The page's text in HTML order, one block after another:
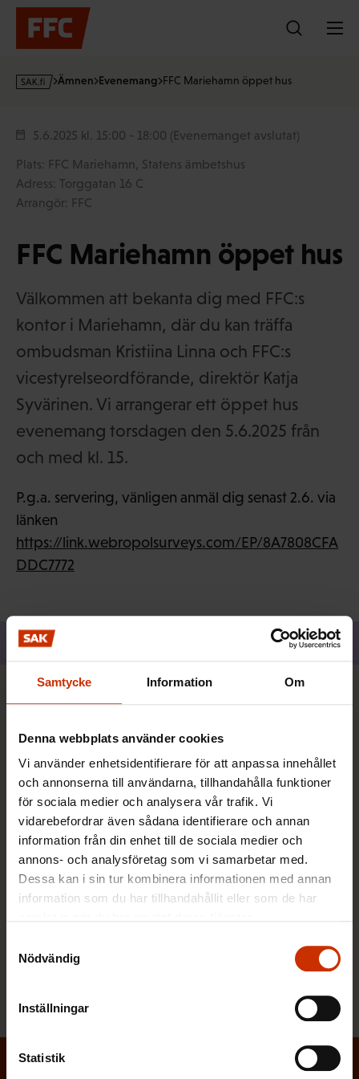
Samtycke Information Om
Denna webbplats använder cookies
Vi använder enhetsidentifierare för att anpassa innehållet
och annonserna till användarna, tillhandahålla funktioner
för sociala medier och analysera vår trafik. Vi
vidarebefordrar även sådana identifierare och annan
information från din enhet till de sociala medier och
annons- och analysföretag som vi samarbetar med.
Dessa kan i sin tur kombinera informationen med annan
information som du har tillhandahållit eller som de har
Nödvändig
Inställningar
Statistik
Hoppa
innehållet
s
·
Ämnen Evenemang FFC Mariehamn öppet hus
5.6.2025 kl. 15:00 - 18:00 (Evenemanget avslutat)
Plats: FFC Mariehamn, Statens ämbetshus
Adress: Torggatan 16 C
Arrangör: FFC
FFC Mariehamn öppet hus
Välkommen att bekanta dig med FFC:s
kontor i Mariehamn, där du kan träffa
ombudsman Kristiina Linna och FFC:s
vicestyrelseordförande, direktör Katja
Syvärinen. Vi arrangerar ett öppet hus
evenemang torsdagen den 5.6.2025 från
och med kl. 15.
P.g.a. servering, vänligen anmäl dig senast 2.6. via
länken
https://link.webropolsurveys.com/EP/8A7808CFA
DDC7772
Snabblänkar
Gå med i facket
Hitta ditt eget fackförbund och gå med redan i dag.
Beställ vårt nyhetsbrev
Löntagarens nyhetsbrev berättar vad som händer i
arbetslivet.
Prenumerera på Löntagarens nyhetsbrev